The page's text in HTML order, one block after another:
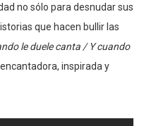
no sólo para desnudar sus
que hacen bullir las
le duele canta / Y cuando
inspirada y